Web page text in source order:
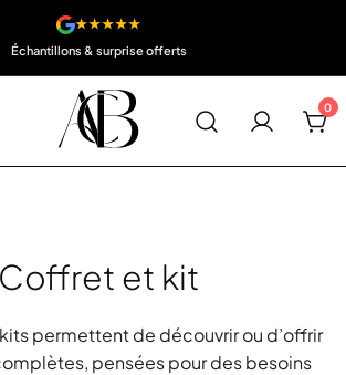
★★★★★
Échantillons & surprise offerts
0
Coffret et kit
permettent de découvrir ou d’offrir
pensées pour des besoins